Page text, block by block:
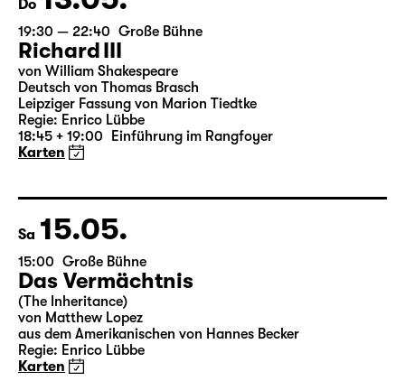
Do 13.05.
19:30 — 22:40 Große Bühne
Richard III
von William Shakespeare
Deutsch von Thomas Brasch
18:45 + 19:00 Einführung im Rangfoyer
Karten
Sa 15.05.
15:00 Große Bühne
Das Vermächtnis
(The Inheritance)